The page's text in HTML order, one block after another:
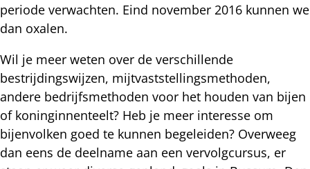
periode verwachten. Eind november 2016 kunnen we
dan oxalen.
Wil je meer weten over de verschillende
bestrijdingswijzen, mijtvaststellingsmethoden,
andere bedrijfsmethoden voor het houden van bijen
of koninginnenteelt? Heb je meer interesse om
bijenvolken goed te kunnen begeleiden? Overweeg
dan eens de deelname aan een vervolgcursus, er